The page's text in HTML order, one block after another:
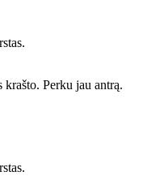
Perku jau antrą.